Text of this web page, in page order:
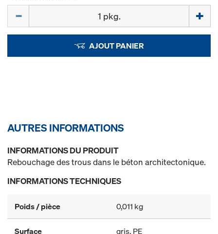
AJOUT PANIER
AUTRES INFORMATIONS
INFORMATIONS DU PRODUIT
Rebouchage des trous dans le béton architectonique.
INFORMATIONS TECHNIQUES
Poids / pièce 0,011 kg
Surface gris, PE